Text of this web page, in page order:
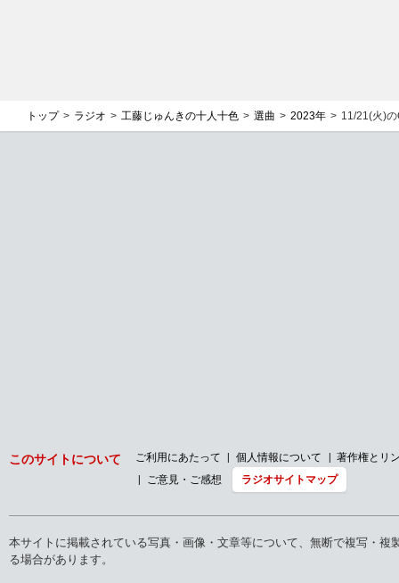
トップ ラジオ 工藤じゅんきの十人十色 選曲 2023年 11/21(火)
このサイトについて ご利用にあたって 個人情報について
著作権とリ
ご意見・ご感想
ラジオサイトマップ
本サイトに掲載されている写真・画像・文章等について、無断で複写・
る場合があります。